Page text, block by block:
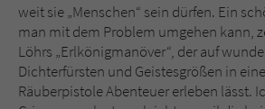
weit sie „Menschen“ sein dürfen. Ein
man mit dem Problem umgehen kann,
Löhrs „Erlkönigmanöver“, der auf
Dichterfürsten und Geistesgrößen in
Räuberpistole Abenteuer erleben lässt.
Name fe_typo_user
Anbieter Literatur-Couch Medien
Laufzeit Session